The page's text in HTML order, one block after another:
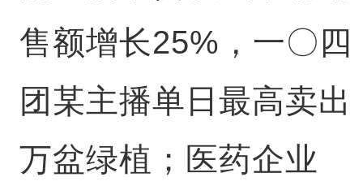
售额增长25%，一〇四
团某主播单日最高卖出
万盆绿植；医药企业